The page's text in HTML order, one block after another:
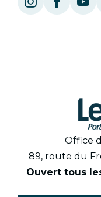
Office
89, route du
Ouvert tous